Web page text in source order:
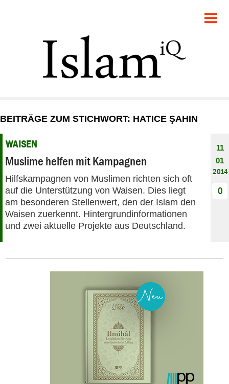
GESELLSCHAFT
STARTSEITE
DEBATTE
PANORAMA
BEITRÄGE ZUM STICHWORT: HATICE ŞAHIN
WAISEN
Muslime helfen mit Kampagnen
Hilfskampagnen von Muslimen richten sich oft
auf die Unterstützung von Waisen. Dies liegt
am besonderen Stellenwert, den der Islam den
Waisen zuerkennt. Hintergrundinformationen
und zwei aktuelle Projekte aus Deutschland.
11
01
2014
0